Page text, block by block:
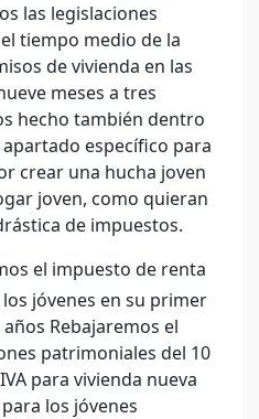
las legislaciones
tiempo medio de la
de vivienda en las
meses a tres
hecho también dentro
específico para
crear una hucha joven
joven, como quieran
de impuestos.
el impuesto de renta
jóvenes en su primer
Rebajaremos el
patrimoniales del 10
para vivienda nueva
los jóvenes